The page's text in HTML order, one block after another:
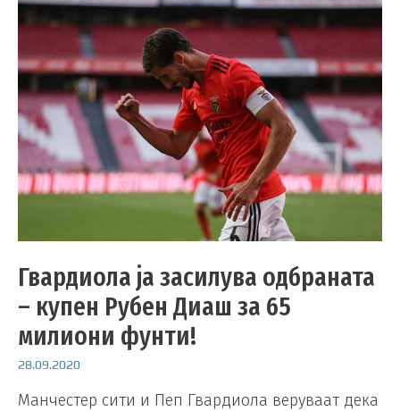
Гвардиола ја засилува одбраната
– купен Рубен Диаш за 65
милиони фунти!
28.09.2020
Манчестер сити и Пеп Гвардиола веруваат дека